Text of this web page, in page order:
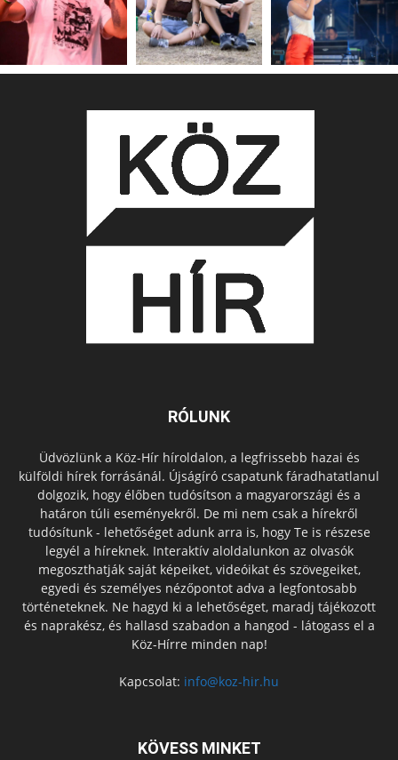
RÓLUNK
Üdvözlünk a Köz-Hír híroldalon, a legfrissebb hazai és
külföldi hírek forrásánál. Újságíró csapatunk fáradhatatlanul
dolgozik, hogy élőben tudósítson a magyarországi és a
határon túli eseményekről. De mi nem csak a hírekről
tudósítunk - lehetőséget adunk arra is, hogy Te is részese
legyél a híreknek. Interaktív aloldalunkon az olvasók
megoszthatják saját képeiket, videóikat és szövegeiket,
egyedi és személyes nézőpontot adva a legfontosabb
történeteknek. Ne hagyd ki a lehetőséget, maradj tájékozott
és naprakész, és hallasd szabadon a hangod - látogass el a
Köz-Hírre minden nap!
Kapcsolat: info@koz-hir.hu
KÖVESS MINKET